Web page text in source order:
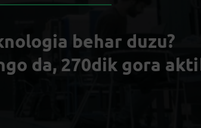
behar duzu?
da, 270dik gora